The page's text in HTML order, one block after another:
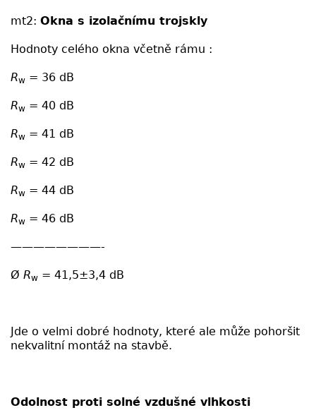
mt2: Okna s izolačnímu trojskly
Hodnoty celého okna včetně rámu :
Rw = 36 dB
Rw = 40 dB
Rw = 41 dB
Rw = 42 dB
Rw = 44 dB
Rw = 46 dB
————————-
Ø Rw = 41,5±3,4 dB
Jde o velmi dobré hodnoty, které ale může pohoršit
nekvalitní montáž na stavbě.
Odolnost proti solné vzdušné vlhkosti